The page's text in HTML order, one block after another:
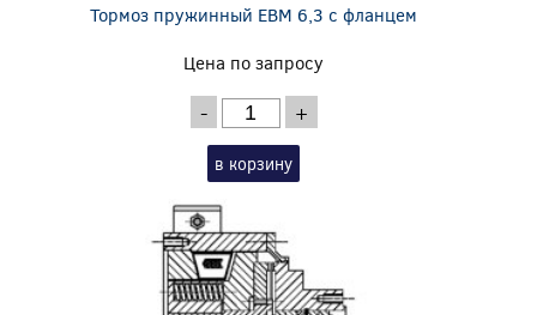
Тормоз пружинный EBM 6,3 с фланцем
Цена по запросу
- +
в корзину